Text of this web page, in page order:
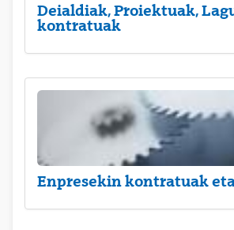
Deialdiak, Proiektuak,
kontratuak
Enpresekin kontratuak